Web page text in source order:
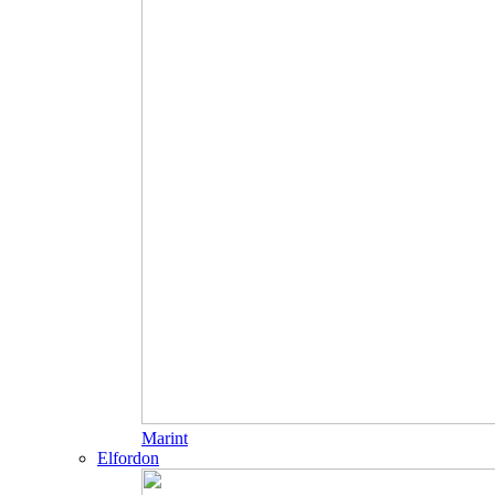
Marint
Elfordon